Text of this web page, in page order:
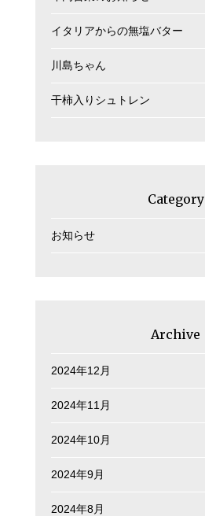
イタリアからの無塩バター
川島ちゃん
干柿入りシュトレン
Category
お知らせ
Archive
2024年12月
2024年11月
2024年10月
2024年9月
2024年8月